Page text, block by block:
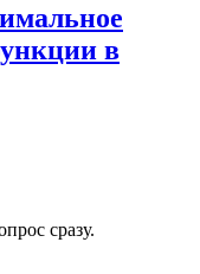
в
сразу.